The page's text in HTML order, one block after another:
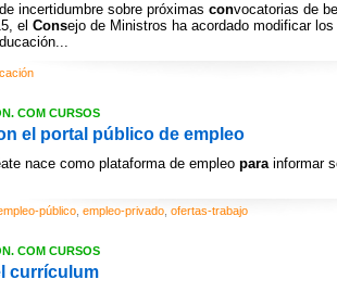
incertidumbre sobre próximas convocatorias de
el Consejo de Ministros ha acordado modificar
COM CURSOS
el portal público de empleo
nace como plataforma de empleo parainformar
público empleo-privado ofertas-trabajo
COM CURSOS
currículum